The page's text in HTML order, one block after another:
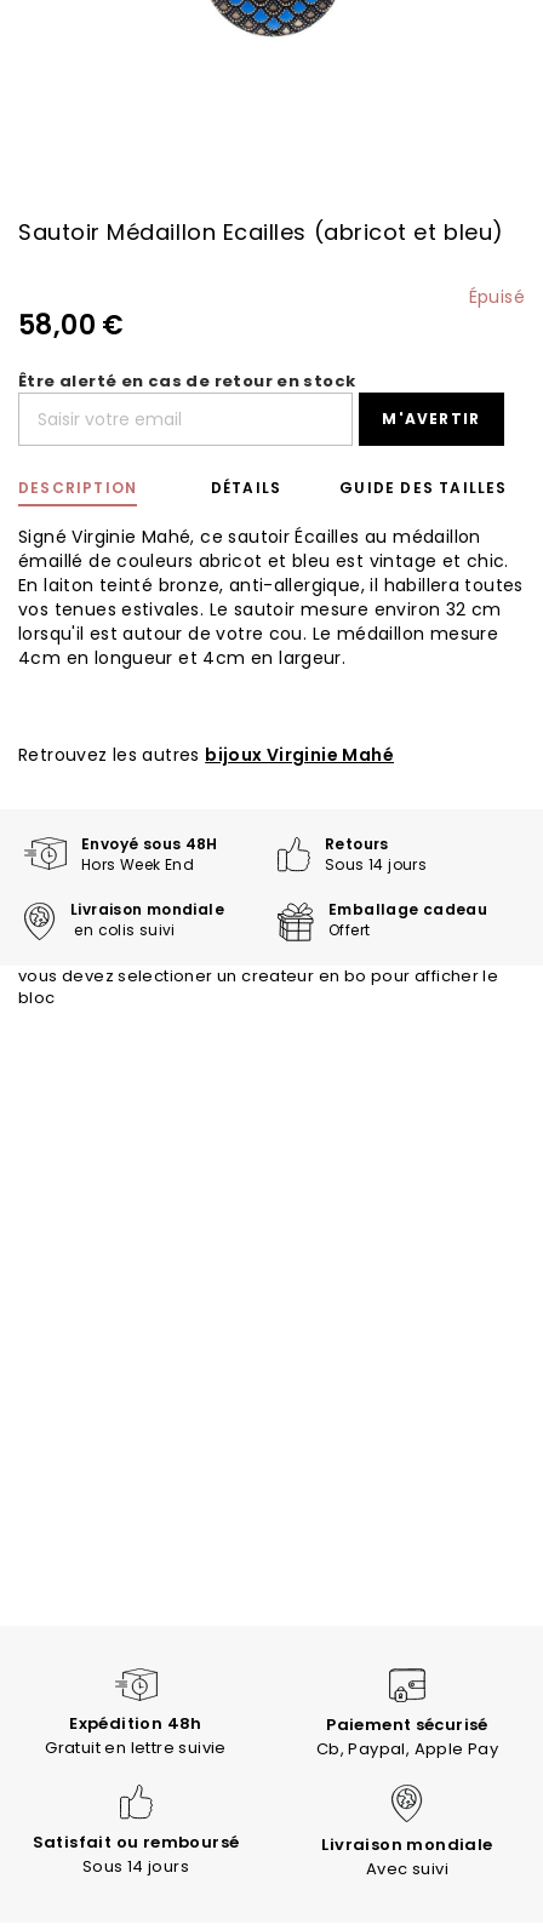
Sautoir Médaillon Ecailles (abricot et bleu)
Épuisé
58,00 €
Être alerté en cas de retour en stock
M'AVERTIR
DESCRIPTION
Signé Virginie Mahé, ce sautoir Écailles au médaillon
émaillé de couleurs abricot et bleu est vintage et chic.
En laiton teinté bronze, anti-allergique, il habillera toutes
vos tenues estivales. Le sautoir mesure environ 32 cm
lorsqu'il est autour de votre cou. Le médaillon mesure
4cm en longueur et 4cm en largeur.
Retrouvez les autres bijoux Virginie Mahé
DÉTAILS GUIDE DES TAILLES
beginning
gallery
Envoyé sous 48H
Hors Week End
Retours
Sous 14 jours
Livraison mondiale
en colis suivi
Emballage cadeau
Offert
vous devez selectioner un createur en bo pour afficher le
bloc
Expédition 48h
Gratuit en lettre suivie
Paiement sécurisé
Cb, Paypal, Apple Pay
Satisfait ou remboursé
Sous 14 jours
Livraison mondiale
Avec suivi